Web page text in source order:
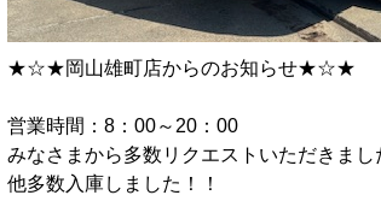
★☆★岡山雄町店からのお知らせ★☆★
営業時間：8：00～20：00
みなさまから多数リクエストいただきま
他多数入庫しました！！